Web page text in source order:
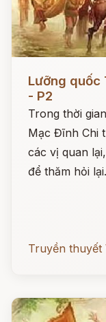
Lưỡng quốc
- P2
Trong thời
Mạc Đĩnh Chi
các vị quan
để thăm hỏi lại.
Truyền thuyết